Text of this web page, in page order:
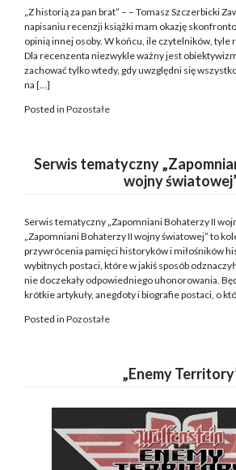
„Z historią za pan brat” – – Tomasz Szczerbicki
napisaniu recenzji książki mam okazję
opinią innej osoby. W końcu, ile czytelników, tyle
Dla recenzenta niezwykle ważny jest
zachować tylko wtedy, gdy uwzględni się
na […]
Posted in Pozostałe
Serwis tematyczny
wojny
Serwis tematyczny „Zapomniani Bohaterzy II
„Zapomniani Bohaterzy II wojny światowej” to
przywrócenia pamięci historyków i miłośników
wybitnych postaci, które w jakiś sposób
nie doczekały odpowiedniego uhonorowania.
krótkie artykuły, anegdoty i biografie postaci, o
Posted in Pozostałe
„Enemy